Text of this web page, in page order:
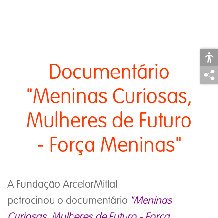
Documentário
"Meninas Curiosas,
Mulheres de Futuro
- Força Meninas"
A Fundação ArcelorMittal
patrocinou o documentário "Meninas